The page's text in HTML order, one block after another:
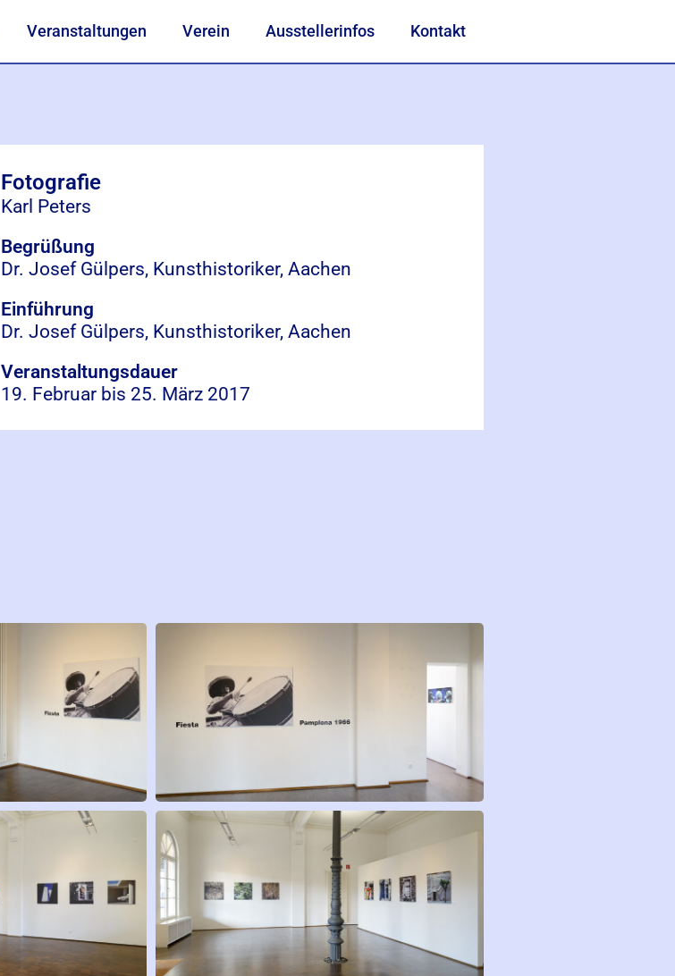
Veranstaltungen Verein Ausstellerinfos Kontakt
Fotografie
Karl Peters
Begrüßung
Dr. Josef Gülpers, Kunsthistoriker, Aachen
Einführung
Dr. Josef Gülpers, Kunsthistoriker, Aachen
Veranstaltungsdauer
19. Februar bis 25. März 2017